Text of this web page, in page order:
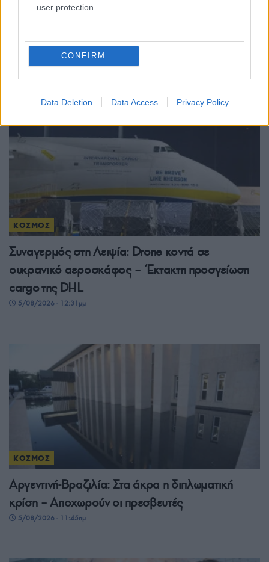
user protection.
CONFIRM
Data Deletion Data Access Privacy Policy
επίθεση με 17 νεκρούς
ΚΟΣΜΟΣ
Συναγερμός στη Λειψία: Drone κοντά σε
ουκρανικό αεροσκάφος – Έκτακτη προσγείωση
cargo της DHL
5/08/2026 - 12:31μμ
ΚΟΣΜΟΣ
Αργεντινή-Βραζιλία: Στα άκρα η διπλωματική
κρίση – Αποχωρούν οι πρεσβευτές
5/08/2026 - 11:45πμ